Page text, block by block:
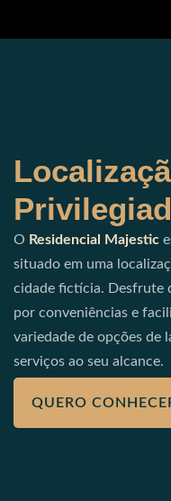
O Residencial Majestic
situado em uma
cidade fictícia. Desfrute
por conveniências e
variedade de opções de
serviços ao seu alcance.
QUERO